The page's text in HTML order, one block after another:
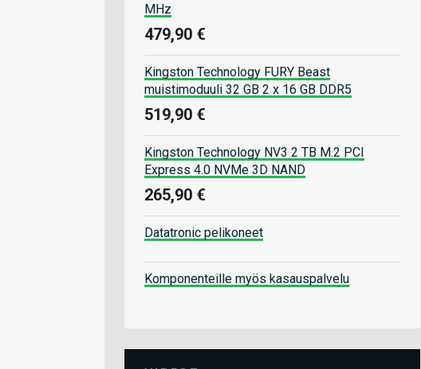
MHz
479,90 €
Kingston Technology FURY Beast
muistimoduuli 32 GB 2 x 16 GB DDR5
519,90 €
Kingston Technology NV3 2 TB M.2 PCI
Express 4.0 NVMe 3D NAND
265,90 €
Datatronic pelikoneet
Komponenteille myös kasauspalvelu